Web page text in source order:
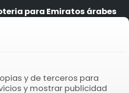
para Emiratos árabes
Ergebnisse
la APP
y de terceros para
y mostrar publicidad